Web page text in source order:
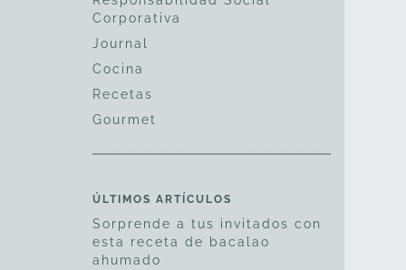
Corporativa
Journal
Cocina
Recetas
Gourmet
ÚLTIMOS ARTÍCULOS
Sorprende a tus invitados con
esta receta de bacalao
ahumado